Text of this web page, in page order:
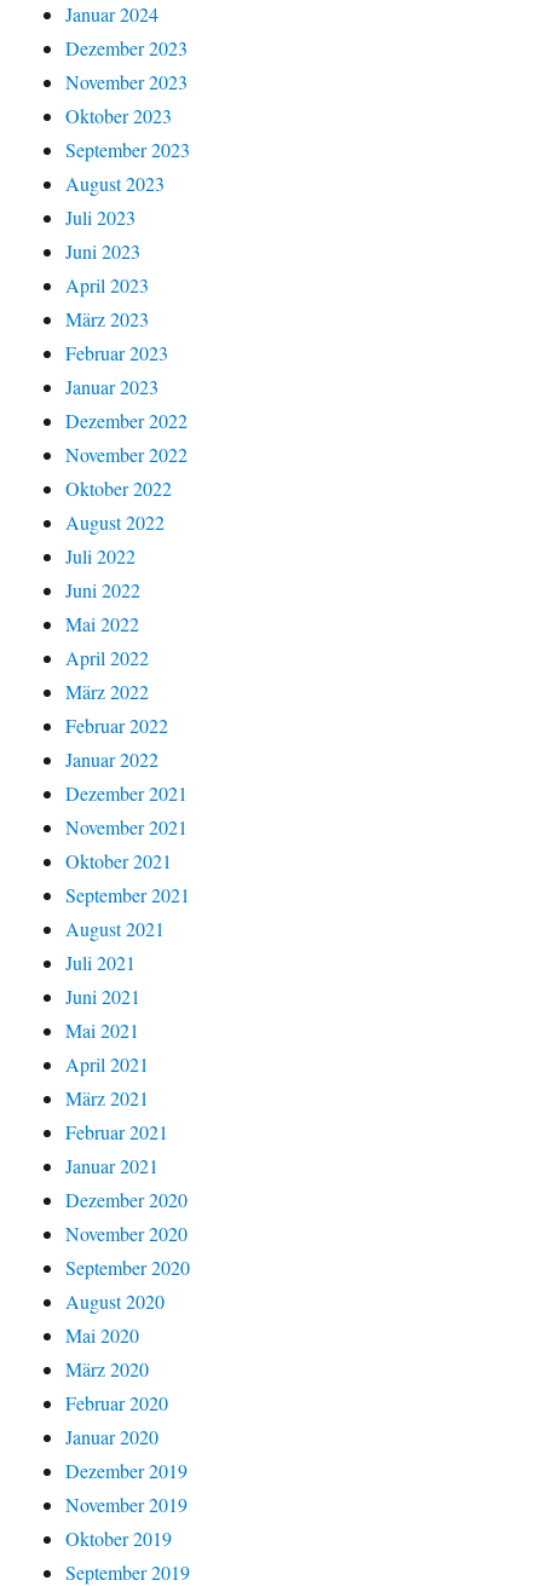
Januar 2024
Dezember 2023
November 2023
Oktober 2023
September 2023
August 2023
Juli 2023
Juni 2023
April 2023
März 2023
Februar 2023
Januar 2023
Dezember 2022
November 2022
Oktober 2022
August 2022
Juli 2022
Juni 2022
Mai 2022
April 2022
März 2022
Februar 2022
Januar 2022
Dezember 2021
November 2021
Oktober 2021
September 2021
August 2021
Juli 2021
Juni 2021
Mai 2021
April 2021
März 2021
Februar 2021
Januar 2021
Dezember 2020
November 2020
September 2020
August 2020
Mai 2020
März 2020
Februar 2020
Januar 2020
Dezember 2019
November 2019
Oktober 2019
September 2019